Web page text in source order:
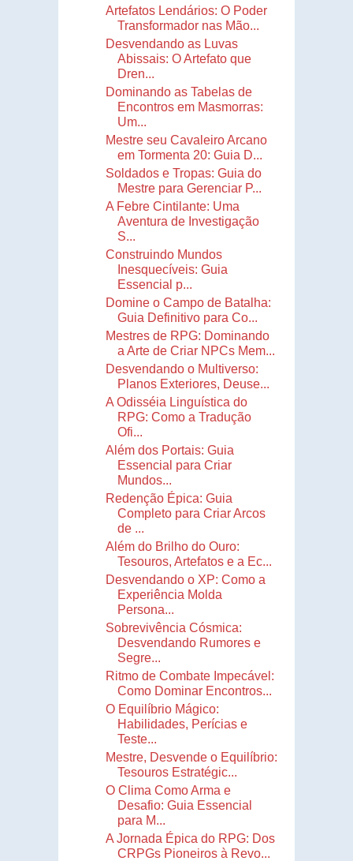
Artefatos Lendários: O Poder
Transformador nas Mão...
Desvendando as Luvas
Abissais: O Artefato que
Dren...
Dominando as Tabelas de
Encontros em Masmorras:
Um...
Mestre seu Cavaleiro Arcano
em Tormenta 20: Guia D...
Soldados e Tropas: Guia do
Mestre para Gerenciar P...
A Febre Cintilante: Uma
Aventura de Investigação
S...
Construindo Mundos
Inesquecíveis: Guia
Essencial p...
Domine o Campo de Batalha:
Guia Definitivo para Co...
Mestres de RPG: Dominando
a Arte de Criar NPCs Mem...
Desvendando o Multiverso:
Planos Exteriores, Deuse...
A Odisséia Linguística do
RPG: Como a Tradução
Ofi...
Além dos Portais: Guia
Essencial para Criar
Mundos...
Redenção Épica: Guia
Completo para Criar Arcos
de ...
Além do Brilho do Ouro:
Tesouros, Artefatos e a Ec...
Desvendando o XP: Como a
Experiência Molda
Persona...
Sobrevivência Cósmica:
Desvendando Rumores e
Segre...
Ritmo de Combate Impecável:
Como Dominar Encontros...
O Equilíbrio Mágico:
Habilidades, Perícias e
Teste...
Mestre, Desvende o Equilíbrio:
Tesouros Estratégic...
O Clima Como Arma e
Desafio: Guia Essencial
para M...
A Jornada Épica do RPG: Dos
CRPGs Pioneiros à Revo...